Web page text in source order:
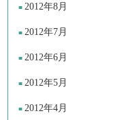
2012年8月
2012年7月
2012年6月
2012年5月
2012年4月